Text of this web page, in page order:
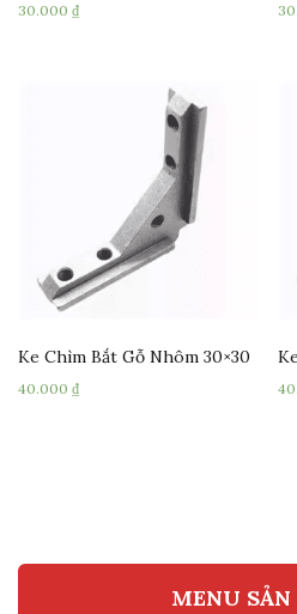
30.000 ₫
Ke Chìm Bắt Gỗ Nhôm 30×30
40.000 ₫
MENU